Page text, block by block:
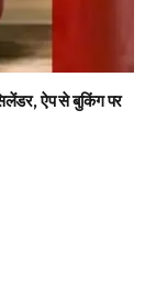
ऐप से बुकिंग पर